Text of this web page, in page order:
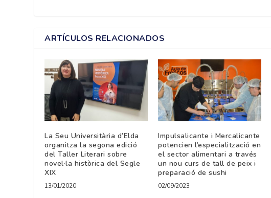
ARTÍCULOS RELACIONADOS
La Seu Universitària d’Elda
organitza la segona edició
del Taller Literari sobre
novel·la històrica del Segle
XIX
13/01/2020
Impulsalicante i Mercalicante
potencien l’especialització en
el sector alimentari a través
un nou curs de tall de peix i
preparació de sushi
02/09/2023